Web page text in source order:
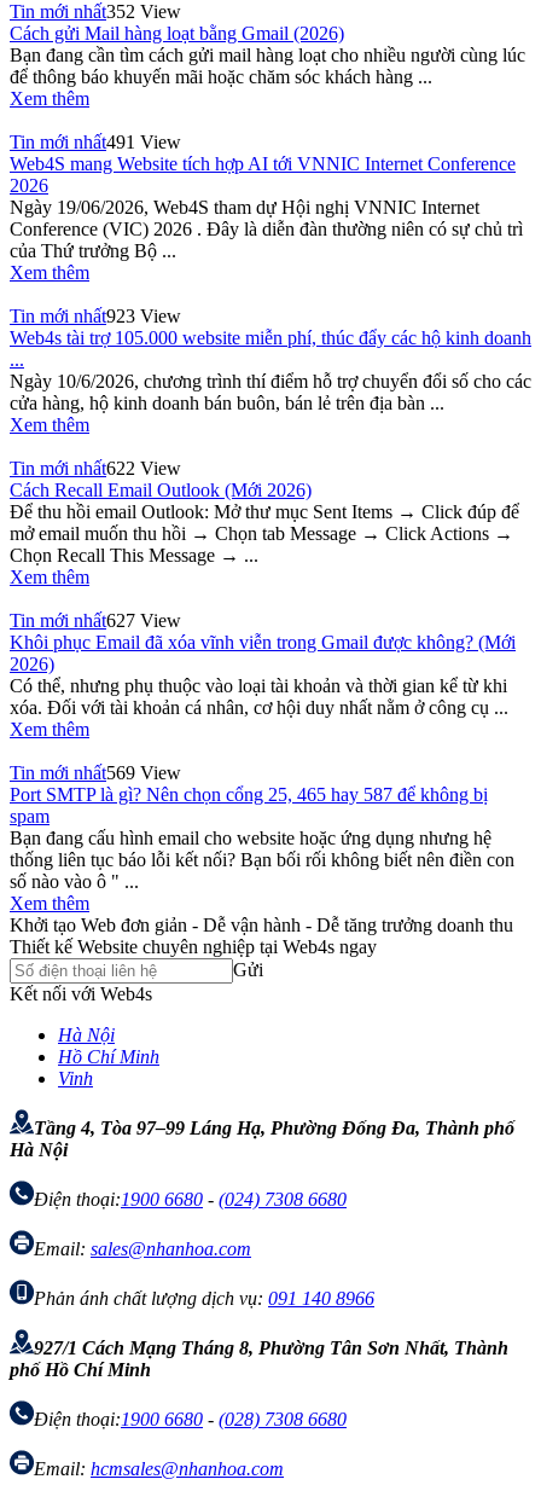
Tin mới nhất352 View
Cách gửi Mail hàng loạt bằng Gmail (2026)
Bạn đang cần tìm cách gửi mail hàng loạt cho nhiều người cùng lúc
để thông báo khuyến mãi hoặc chăm sóc khách hàng ...
Xem thêm
Tin mới nhất491 View
Web4S mang Website tích hợp AI tới VNNIC Internet Conference
2026
Ngày 19/06/2026, Web4S tham dự Hội nghị VNNIC Internet
Conference (VIC) 2026 . Đây là diễn đàn thường niên có sự chủ trì
của Thứ trưởng Bộ ...
Xem thêm
Tin mới nhất923 View
Web4s tài trợ 105.000 website miễn phí, thúc đẩy các hộ kinh doanh
...
Ngày 10/6/2026, chương trình thí điểm hỗ trợ chuyển đổi số cho các
cửa hàng, hộ kinh doanh bán buôn, bán lẻ trên địa bàn ...
Xem thêm
Tin mới nhất622 View
Cách Recall Email Outlook (Mới 2026)
Để thu hồi email Outlook: Mở thư mục Sent Items → Click đúp để
mở email muốn thu hồi → Chọn tab Message → Click Actions →
Chọn Recall This Message → ...
Xem thêm
Tin mới nhất627 View
Khôi phục Email đã xóa vĩnh viễn trong Gmail được không? (Mới
2026)
Có thể, nhưng phụ thuộc vào loại tài khoản và thời gian kể từ khi
xóa. Đối với tài khoản cá nhân, cơ hội duy nhất nằm ở công cụ ...
Xem thêm
Tin mới nhất569 View
Port SMTP là gì? Nên chọn cổng 25, 465 hay 587 để không bị
spam
Bạn đang cấu hình email cho website hoặc ứng dụng nhưng hệ
thống liên tục báo lỗi kết nối? Bạn bối rối không biết nên điền con
số nào vào ô " ...
Xem thêm
Khởi tạo Web đơn giản - Dễ vận hành - Dễ tăng trưởng doanh thu
Thiết kế Website chuyên nghiệp tại Web4s ngay
Gửi
Kết nối với Web4s
Hà Nội
Hồ Chí Minh
Vinh
Tầng 4, Tòa 97–99 Láng Hạ, Phường Đống Đa, Thành phố
Hà Nội
Điện thoại:1900 6680 - (024) 7308 6680
Email: sales@nhanhoa.com
Phản ánh chất lượng dịch vụ: 091 140 8966
927/1 Cách Mạng Tháng 8, Phường Tân Sơn Nhất, Thành
phố Hồ Chí Minh
Điện thoại:1900 6680 - (028) 7308 6680
Email: hcmsales@nhanhoa.com